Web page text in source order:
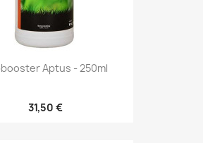
Aptus - 250ml
31,50 €